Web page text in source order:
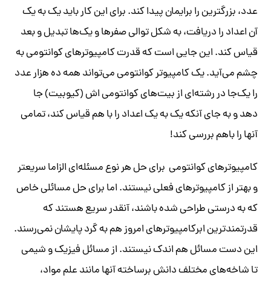
عدد، بزرگترین را برایمان پیدا کند. برای این کار باید یک به یک
آن اعداد را دریافت، به شکل توالی صفرها و یک‌ها تبدیل و بعد
قیاس کند. این جایی است که قدرت کامپیوترهای کوانتومی به
چشم می‌آید. یک کامپیوتر کوانتومی می‌تواند همه ده هزار عدد
را یک‌جا در رشته‌ای از بیت‌های کوانتومی ‌اش (کیوبیت) جا
دهد و به جای آنکه یک به یک اعداد را با هم قیاس کند، تمامی
آنها را باهم بررسی کند!
کامپیوترهای کوانتومی برای حل هر نوع مسئله‌ای الزاما سریعتر
و بهتر از کامپیوترهای فعلی نیستند. اما برای حل مسائلی خاص
که به درستی طراحی شده باشند، آنقدر سریع هستند که
قدرتمندترین ابرکامپیوترهای امروز هم به گرد پایشان نمی‌رسند.
این دست مسائل هم اندک نیستند. از مسائل فیزیک و شیمی
تا شاخه‌های مختلف دانش برساخته آنها مانند علم مواد،